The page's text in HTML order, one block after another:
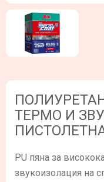
ТЕРМО И
PU пяна за
звукоизолация на